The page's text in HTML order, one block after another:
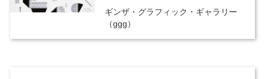
ギンザ・グラフィック・ギャラリー
（ggg）